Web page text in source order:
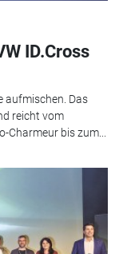
ID.Cross
aufmischen. Das
reicht vom
Charmeur bis zum...